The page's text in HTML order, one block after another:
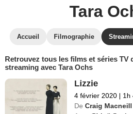
Tara
Accueil Filmographie
Retrouvez tous les films et séries TV
streaming avec Tara Ochs
Lizzie
4 février 2020 | 1h
De Craig Macneill